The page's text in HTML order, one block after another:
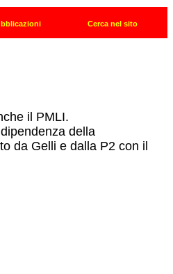
il PMLI.
della
da Gelli e dalla P2 con il